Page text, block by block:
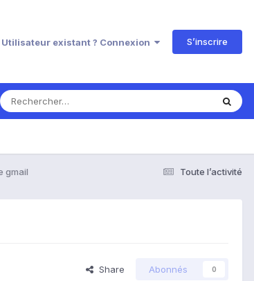
Utilisateur existant ? Connexion S’inscrire
Toute l’activité
gmail
Share Abonnés 0